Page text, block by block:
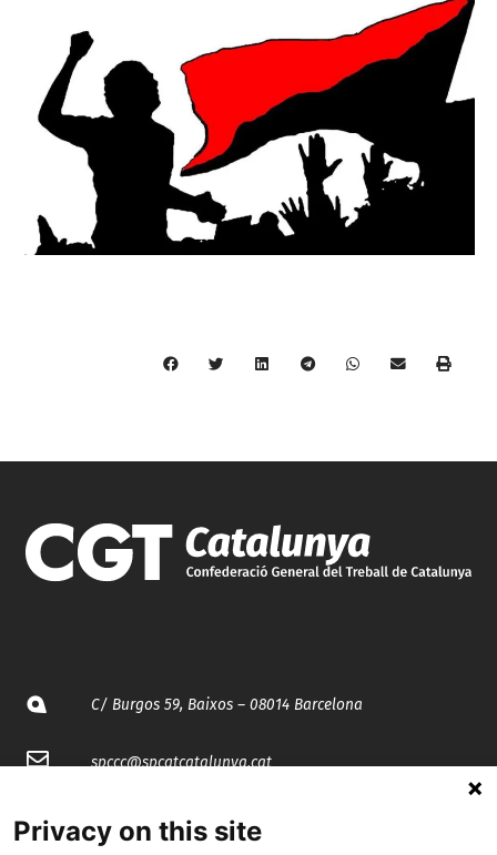
C/ Burgos 59, Baixos – 08014 Barcelona
spccc@spcgtcatalunya.cat
Privacy on this site